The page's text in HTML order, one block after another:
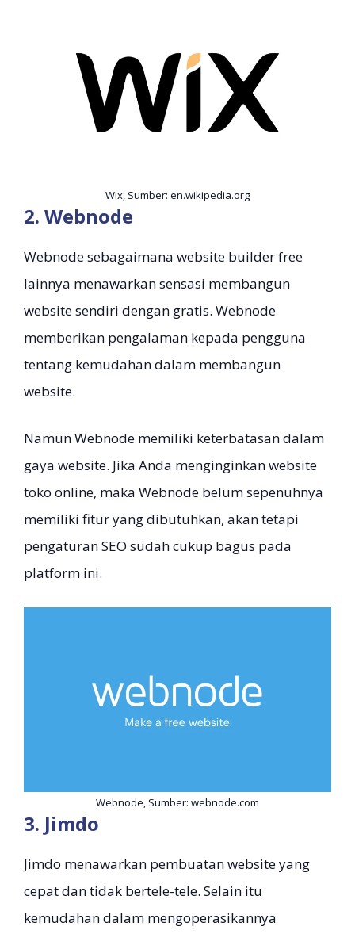
Wix, Sumber: en.wikipedia.org
2. Webnode
Webnode sebagaimana website builder free
lainnya menawarkan sensasi membangun
website sendiri dengan gratis. Webnode
memberikan pengalaman kepada pengguna
tentang kemudahan dalam membangun
website.
Namun Webnode memiliki keterbatasan dalam
gaya website. Jika Anda menginginkan website
toko online, maka Webnode belum sepenuhnya
memiliki fitur yang dibutuhkan, akan tetapi
pengaturan SEO sudah cukup bagus pada
platform ini.
Webnode, Sumber: webnode.com
3. Jimdo
Jimdo menawarkan pembuatan website yang
cepat dan tidak bertele-tele. Selain itu
kemudahan dalam mengoperasikannya